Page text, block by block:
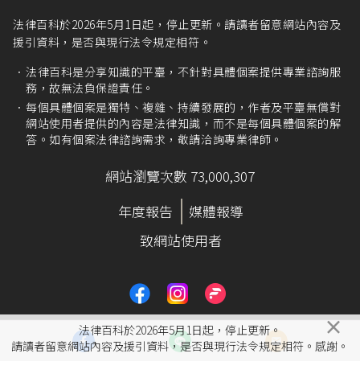
法律百科於2026年5月1日起，停止更新。請讀者留意網站內容及
援引資料，是否與現行法令規定相符。
法律百科是分享知識的平臺，不針對具體個案提供專業諮詢服
務，故無法負保證責任。
每個具體個案是獨特、複雜、持續發展的，作者及平臺無償對
網站使用者提供的內容是法律知識，而不是每個具體個案的解
答。如有個案法律諮詢需求，敬請洽詢專業律師。
網站瀏覽次數 73,000,307
年度報告
媒體報導
致網站使用者
法律百科於2026年5月1日起，停止更新。
請讀者留意網站內容及援引資料，是否與現行法令規定相符。感謝。
×